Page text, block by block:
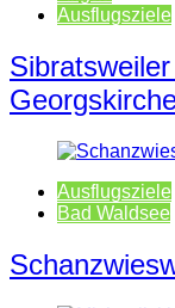
Ausflugsziele
Ausflugsziele
Bad Waldsee